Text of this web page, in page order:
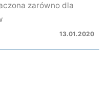
zarówno dla
13.01.2020